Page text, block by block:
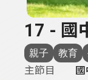
17 - 國
親子 教育
主節目